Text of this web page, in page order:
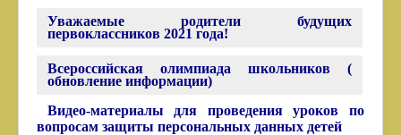
Уважаемые родители будущих
первоклассников 2021 года!
Всероссийская олимпиада школьников (
обновление информации)
Видео-материалы для проведения уроков по
вопросам защиты персональных данных детей